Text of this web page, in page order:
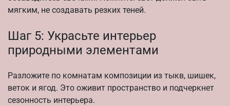
мягким, не создавать резких теней.
Шаг 5: Украсьте интерьер
природными элементами
Разложите по комнатам композиции из тыкв, шишек,
веток и ягод. Это оживит пространство и подчеркнет
сезонность интерьера.